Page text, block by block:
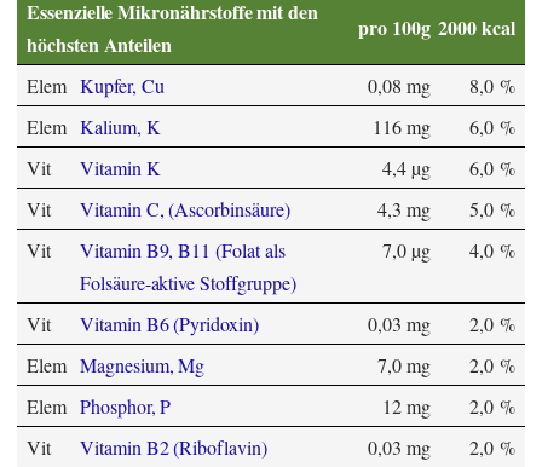
Essenzielle Mikronährstoffe mit den
höchsten Anteilen
pro 100g 2000 kcal
Elem Kupfer, Cu 0,08 mg
8,0 %
Elem Kalium, K 116 mg
6,0 %
Vit
Vitamin K 4,4 µg
6,0 %
Vit
Vitamin C, (Ascorbinsäure) 4,3 mg
5,0 %
Vit
Vitamin B9, B11 (Folat als
Folsäure-aktive Stoffgruppe)
7,0 µg 4,0 %
Vit Vitamin B6 (Pyridoxin) 0,03 mg
2,0 %
Elem Magnesium, Mg 7,0 mg
2,0 %
Elem Phosphor, P 12 mg
2,0 %
Vit
Vitamin B2 (Riboflavin) 0,03 mg
2,0 %